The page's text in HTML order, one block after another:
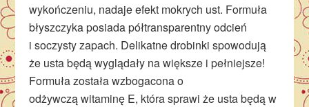
wykończeniu, nadaje efekt mokrych ust. Formuła
błyszczyka posiada półtransparentny odcień
i soczysty zapach. Delikatne drobinki spowodują
że usta będą wyglądały na większe i pełniejsze!
Formuła została wzbogacona o
odżywczą witaminę E, która sprawi że usta będą w